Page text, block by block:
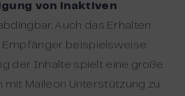
von inaktiven
Auch das Erhalten
Empfänger beispielsweise
der Inhalte spielt eine große
mit Maileon Unterstützung zu